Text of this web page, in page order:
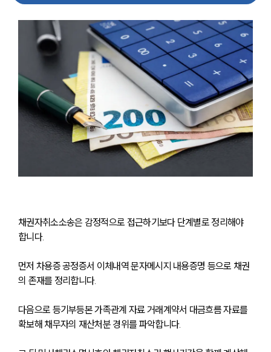
채권자취소소송은 감정적으로 접근하기보다 단계별로 정리해야
합니다.
먼저 차용증 공정증서 이체내역 문자메시지 내용증명 등으로 채권
의 존재를 정리합니다.
다음으로 등기부등본 가족관계 자료 거래계약서 대금흐름 자료를
확보해 채무자의 재산처분 경위를 파악합니다.